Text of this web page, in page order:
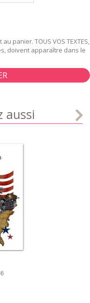
panier. TOUS VOS TEXTES,
doivent apparaître dans le
aussi